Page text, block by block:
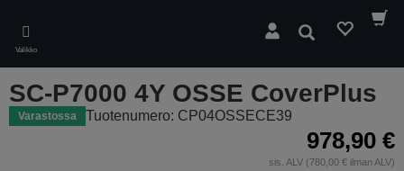
main
content
Valikko
Hae
SC-P7000 4Y OSSE CoverPlus
Varastossa Tuotenumero: CP04OSSECE39
978,90 €
sis. ALV (780,00 € ilman ALV)